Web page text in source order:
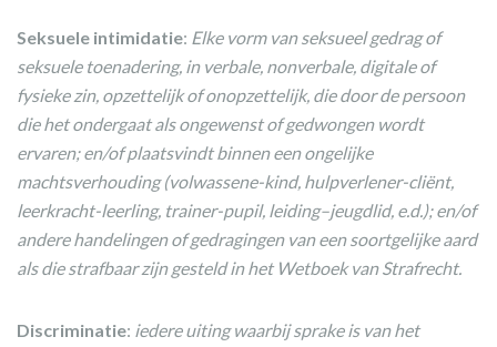
Seksuele intimidatie: Elke vorm van seksueel gedrag of
seksuele toenadering, in verbale, nonverbale, digitale of
fysieke zin, opzettelijk of onopzettelijk, die door de persoon
die het ondergaat als ongewenst of gedwongen wordt
ervaren; en/of plaatsvindt binnen een ongelijke
machtsverhouding (volwassene-kind, hulpverlener-cliënt,
leerkracht-leerling, trainer-pupil, leiding–jeugdlid, e.d.); en/of
andere handelingen of gedragingen van een soortgelijke aard
als die strafbaar zijn gesteld in het Wetboek van Strafrecht.
Discriminatie: iedere uiting waarbij sprake is van het